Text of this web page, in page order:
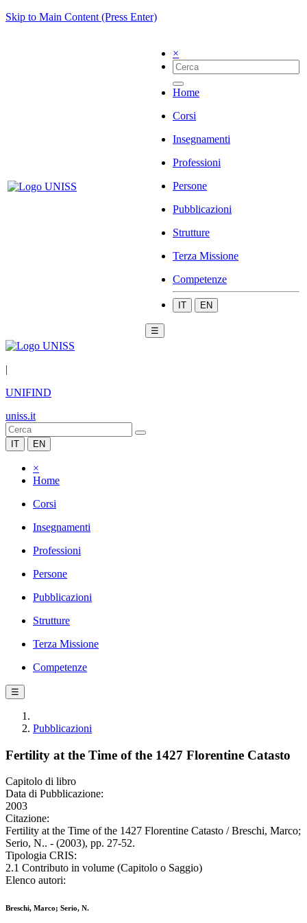
Skip to Main Content (Press Enter)
×
Home
Corsi
Insegnamenti
Professioni
Persone
Pubblicazioni
Strutture
Terza Missione
Competenze
IT EN
☰
|
UNIFIND
uniss.it
IT EN
×
Home
Corsi
Insegnamenti
Professioni
Persone
Pubblicazioni
Strutture
Terza Missione
Competenze
☰
Pubblicazioni
Fertility at the Time of the 1427 Florentine Catasto
Capitolo di libro
Data di Pubblicazione:
2003
Citazione:
Fertility at the Time of the 1427 Florentine Catasto / Breschi, Marco;
Serio, N.. - (2003), pp. 27-52.
Tipologia CRIS:
2.1 Contributo in volume (Capitolo o Saggio)
Elenco autori:
Breschi, Marco; Serio, N.